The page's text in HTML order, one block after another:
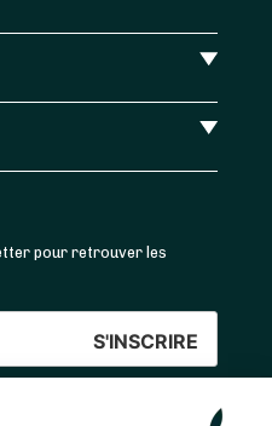
pour retrouver les